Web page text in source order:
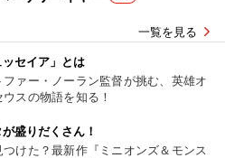
一覧を見る
ッセイア」とは
ファー・ノーラン監督が挑む、英雄オ
スの物語を知る！
盛りだくさん！
つけた？最新作『ミニオンズ＆モンス